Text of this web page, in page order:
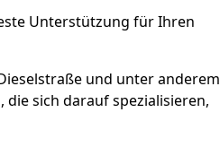
Unterstützung für Ihren
und unter anderem
sich darauf spezialisieren,